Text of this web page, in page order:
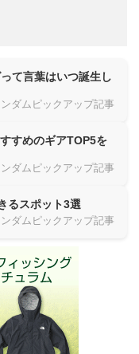
て言葉はいつ誕生し
ダムピックアップ記事
すめのギアTOP5を
ダムピックアップ記事
るスポット3選
ダムピックアップ記事